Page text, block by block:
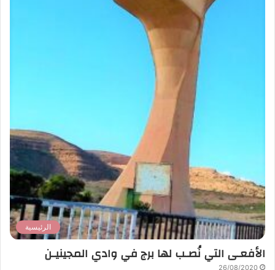
الرئيسية
الأفعـى التي نُصـب لها برج في وادي المجينيـن
26/08/2020